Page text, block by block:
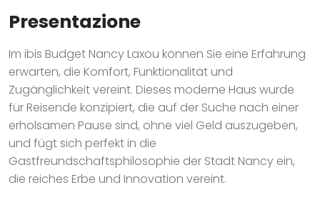
Presentazione
Im ibis Budget Nancy Laxou können Sie eine Erfahrung
erwarten, die Komfort, Funktionalität und
Zugänglichkeit vereint. Dieses moderne Haus wurde
für Reisende konzipiert, die auf der Suche nach einer
erholsamen Pause sind, ohne viel Geld auszugeben,
und fügt sich perfekt in die
Gastfreundschaftsphilosophie der Stadt Nancy ein,
die reiches Erbe und Innovation vereint.